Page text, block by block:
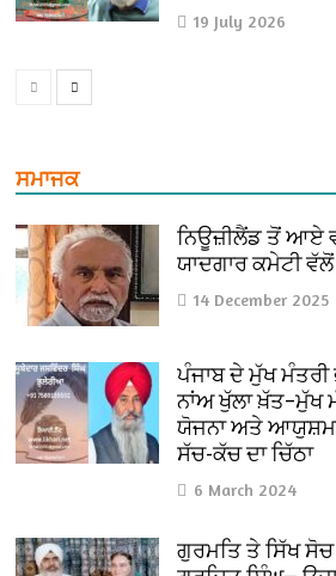
19 July 2026
ਸਮਾਜਕ
ਨਿਊਜ਼ੀਲੈਂਡ ਤੋਂ ਆਏ
ਯਾਦਗਾਰ ਕਮੇਟੀ
14 December 2025
ਪੰਜਾਬ ਦੇ ਮੁੱਖ
ਨਾਂਅ ਖੁੱਲਾ ਖ਼ੱਤ–ਮੁੱਖ
ਯੋਜਨਾ ਅਤੇ
ਸੱਚ-ਕੱਚ ਦਾ ਚਿੱਠਾ
6 March 2024
ਗੁਰਮਤਿ ਤੇ ਸਿੱਖ